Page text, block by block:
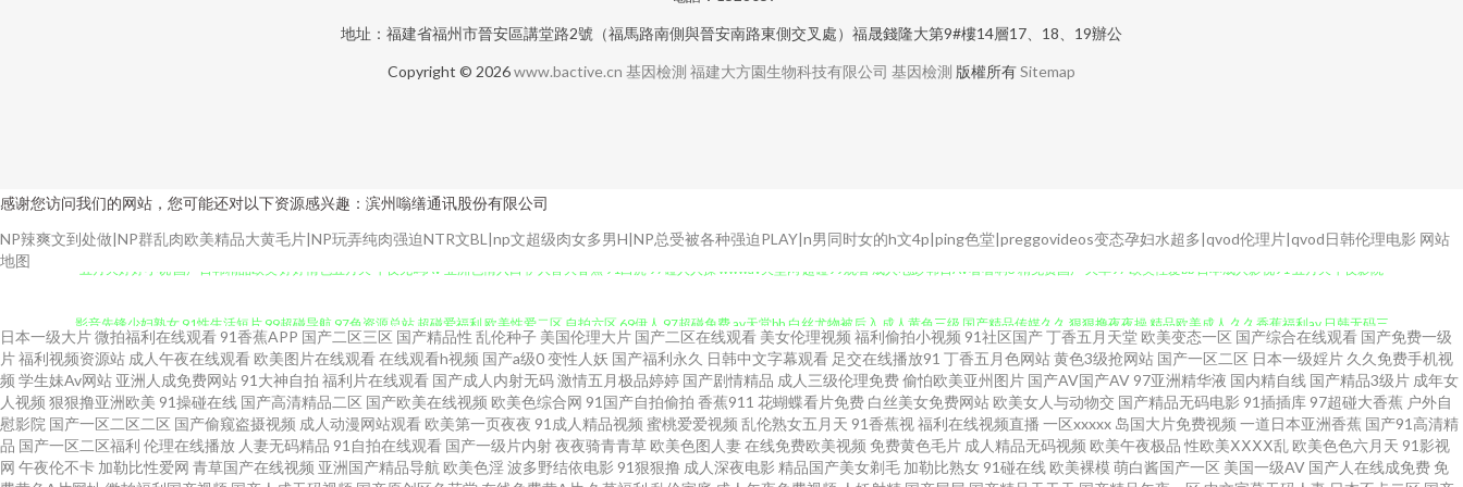
地址：福建省福州市晉安區講堂路2號（福馬路南側與晉安南路東側交叉處）福晟錢隆大第9#樓14層17、18、19辦公
Copyright © 2026www.bactive.cn 基因檢測 福建大方園生物科技有限公司 基因檢測 版權所有Sitemap
感谢您访问我们的网站，您可能还对以下资源感兴趣：滨州嗡缮通讯股份有限公司
NP辣爽文到处做|NP群乱肉欧美精品大黄毛片|NP玩弄纯肉强迫NTR文BL|np文超级肉女多男H|NP总受被各种强迫PLAY|n男同时女的h文4p|ping色堂|preggovideos变态孕妇水超多|qvod伦理片|qvod日韩伦理电影 网站
地图
级片 亚洲天堂91 99爱网页版 www91熟女 www日日本日日 国产鬼片a片 国内久久 海角社区尤物 欧美国产日韩一二 51国产成人自拍 91黑丝视频 97av大香蕉 99热欧美麻豆 超碰在线va 国产精品玫玖玖玖 免费日本A官网 欧美交配网 人
碰人操人碰 人人妻人人操人人 婷婷97www 97超碰人人爱 AV大香蕉 国产86页 黑丝自慰喷水网站 黄色美女网站蜜桃 欧美性爱另类3 亚洲最色网站 91n女在线 91国产资源 91视频播放地址 99超碰久 99热cn 国产第92页 韩日激情av 黑
丝巨乳极品 美女喷水网址 欧美成人性交 日韩欧美色图0p 三级AV免费 四虎影院最新网址 午夜神器人妻 91大神论理少妇 91偷拍视频网站 AV中亚aV 天天操天天槡丁香 亚洲色情传媒电影 91观看在线视频 亚洲色www无码 91蜜桃做爱
日本一级大片微拍福利在线观看 91香蕉APP 国产二区三区 国产精品性 乱伦种子 美国伦理大片 国产二区在线观看 美女伦理视频 福利偷拍小视频 91社区国产丁香五月天堂 欧美变态一区 国产综合在线观看 国产免费一级
片福利视频资源站 成人午夜在线观看 欧美图片在线观看在线观看h视频 国产a级0变性人妖 国产福利永久 日韩中文字幕观看 足交在线播放91 丁香五月色网站黄色3级抢网站 国产一区二区 日本一级婬片 久久免费手机视
频 学生妹Av网站 亚洲人成免费网站 91大神自拍 福利片在线观看 国产成人内射无码激情五月极品婷婷 国产剧情精品 成人三级伦理免费偷怕欧美亚州图片 国产AV国产AV 97亚洲精华液 国内精自线 国产精品3级片 成年女
人视频 狠狠撸亚洲欧美 91操碰在线 国产高清精品二区 国产欧美在线视频 欧美色综合网 91国产自拍偷拍 香蕉911 花蝴蝶看片免费 白丝美女免费网站 欧美女人与动物交 国产精品无码电影 91插插库 97超碰大香蕉 户外自
慰影院 国产一区二区二区 国产偷窥盗摄视频 成人动漫网站观看 欧美第一页夜夜 91成人精品视频 蜜桃爱爱视频 乱伦熟女五月天 91香蕉视福利在线视频直播 一区xxxxx 岛国大片免费视频 一道日本亚洲香蕉 国产91高清精
品 国产一区二区福利 伦理在线播放 人妻无码精品 91自拍在线观看 国产一级片内射夜夜骑青青草 欧美色图人妻在线免费欧美视频 免费黄色毛片 成人精品无码视频 欧美午夜极品 性欧美ⅩⅩⅩⅩ乱 欧美色色六月天 91影视
网 午夜伦不卡 加勒比性爱网 青草国产在线视频 亚洲国产精品导航 欧美色淫波多野结依电影 91狠狠撸 成人深夜电影 精品国产美女剃毛 加勒比熟女 91碰在线 欧美裸模 萌白酱国产一区 美国一级AV 国产人在线成免费 免